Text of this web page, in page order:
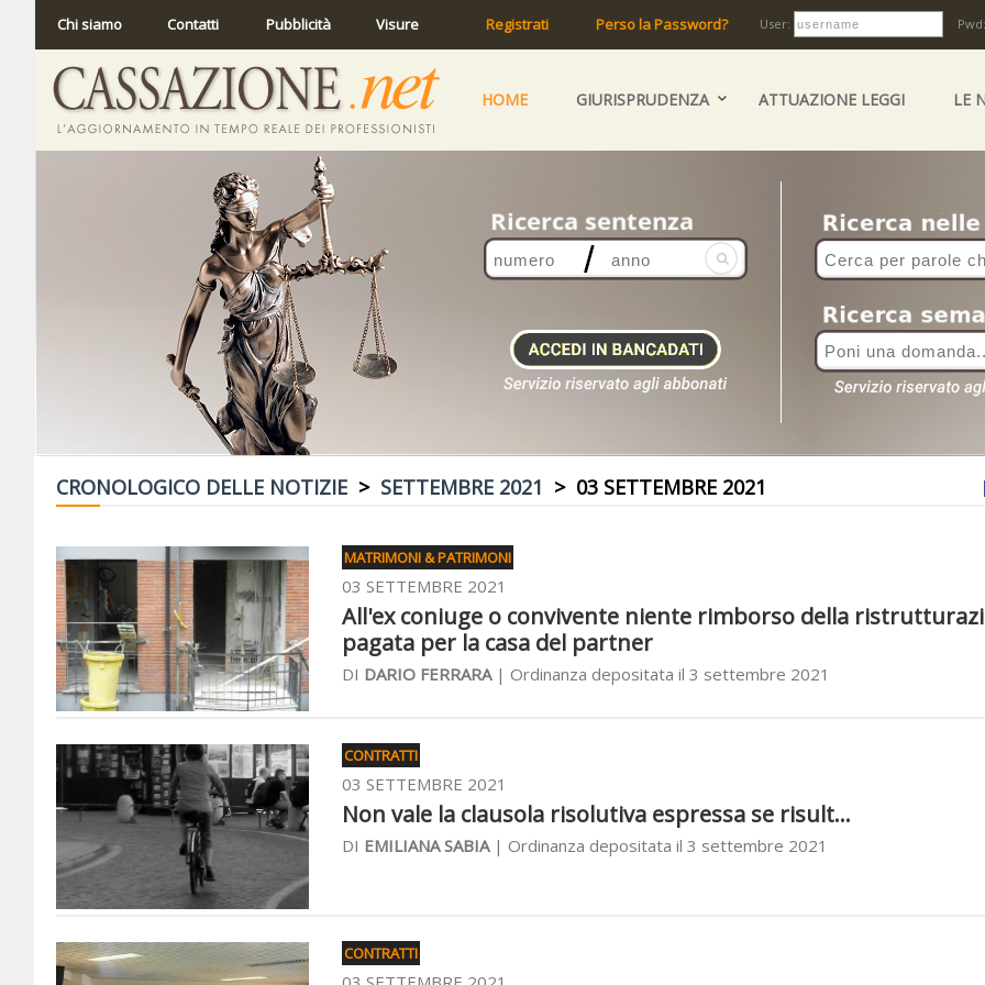
Chi siamo Contatti Pubblicità Visure Registrati Perso la Password? User:
HOME GIURISPRUDENZA ATTUAZIONE LEGGI LE
CRONOLOGICO DELLE NOTIZIE > SETTEMBRE 2021 > 03 SETTEMBRE 2021
MATRIMONI & PATRIMONI
03 SETTEMBRE 2021
All'ex coniuge o convivente niente rimborso della
pagata per la casa del partner
DI DARIO FERRARA| Ordinanza depositata il 3 settembre 2021
CONTRATTI
03 SETTEMBRE 2021
Non vale la clausola risolutiva espressa se risult...
DI EMILIANA SABIA| Ordinanza depositata il 3 settembre 2021
CONTRATTI